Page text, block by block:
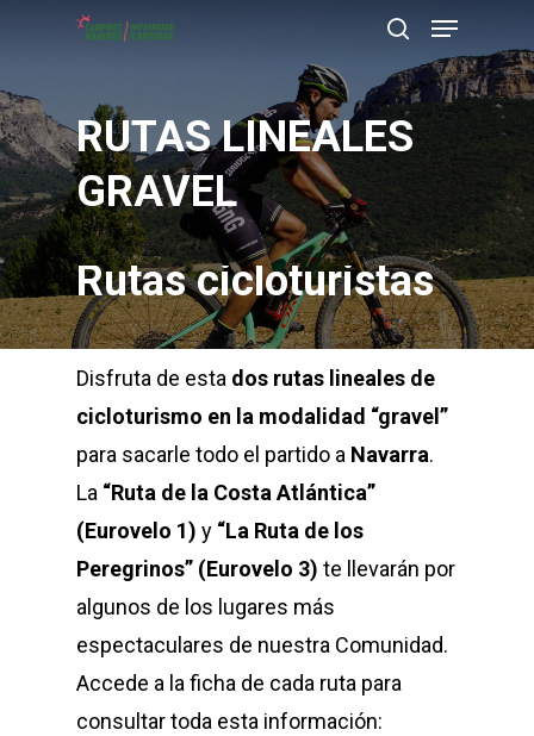
main
content
buscar
Menu
RUTAS LINEALES
GRAVEL
Rutas cicloturistas
Disfruta de esta dos rutas lineales de
cicloturismo en la modalidad “gravel”
para sacarle todo el partido a Navarra.
La “Ruta de la Costa Atlántica”
(Eurovelo 1) y “La Ruta de los
Peregrinos” (Eurovelo 3) te llevarán por
algunos de los lugares más
espectaculares de nuestra Comunidad.
Accede a la ficha de cada ruta para
consultar toda esta información:
Close
Menu